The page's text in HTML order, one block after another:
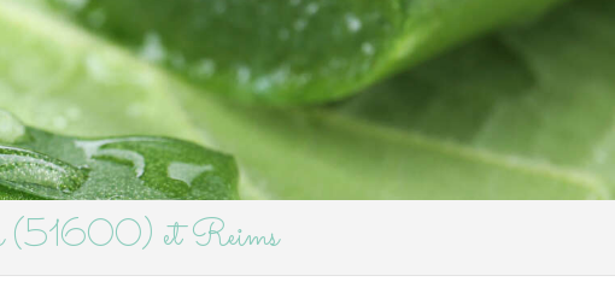
(51600) et Reims